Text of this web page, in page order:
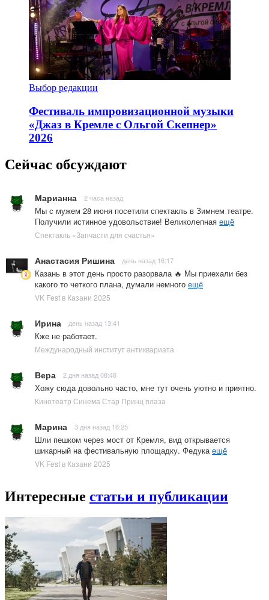
Выбор редакции
Фестиваль импровизационной музыки
«Джаз в Кремле с Ольгой Скепнер»
2026
Сейчас обсуждают
Марианна 2 часа назад
Мы с мужем 28 июня посетили спектакль в Зимнем театре.
Получили истинное удовольствие! Великолепная ещё
Спектакль «Запчасти для счастья»
Анастасия Ришина день назад 16:17
Казань в этот день просто разорвала 🔥 Мы приехали без
какого то четкого плана, думали немного ещё
VK Fest в Казани 2025
Ирина день назад 13:41
Кже не работает.
Международный институт антиквариата
Вера 2 дня назад 08:48
Хожу сюда довольно часто, мне тут очень уютно и приятно.
Кинотеатр Синема Стар Принц плаза
Марина 3 дня назад 16:25
Шли пешком через мост от Кремля, вид открывается
шикарный на фестивальную площадку. Федукаещё
VK Fest в Казани 2025
Интересные статьи и публикации